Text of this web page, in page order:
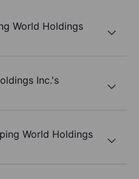
World Holdings
Inc.'s
World Holdings